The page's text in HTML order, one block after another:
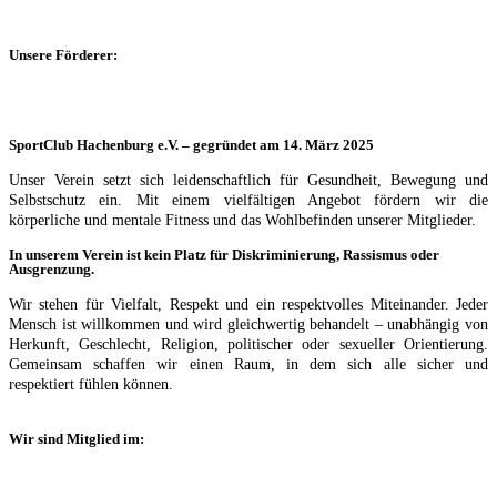
Unsere Förderer:
SportClub Hachenburg e.V. – gegründet am 14. März 2025
Unser Verein setzt sich leidenschaftlich für Gesundheit, Bewegung und
Selbstschutz ein. Mit einem vielfältigen Angebot fördern wir die
körperliche und mentale Fitness und das Wohlbefinden unserer Mitglieder.
In unserem Verein ist kein Platz für Diskriminierung, Rassismus oder
Ausgrenzung.
Wir stehen für Vielfalt, Respekt und ein respektvolles Miteinander. Jeder
Mensch ist willkommen und wird gleichwertig behandelt – unabhängig von
Herkunft, Geschlecht, Religion, politischer oder sexueller Orientierung.
Gemeinsam schaffen wir einen Raum, in dem sich alle sicher und
respektiert fühlen können.
Wir sind Mitglied im: